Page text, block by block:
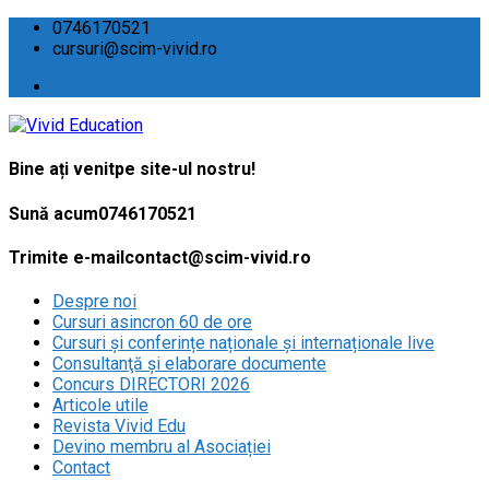
0746170521
cursuri@scim-vivid.ro
Bine ați venitpe site-ul nostru!
Sună acum0746170521
Trimite e-mailcontact@scim-vivid.ro
Despre noi
Cursuri asincron 60 de ore
Cursuri și conferințe naționale și internaționale live
Consultanţă și elaborare documente
Concurs DIRECTORI 2026
Articole utile
Revista Vivid Edu
Devino membru al Asociației
Contact